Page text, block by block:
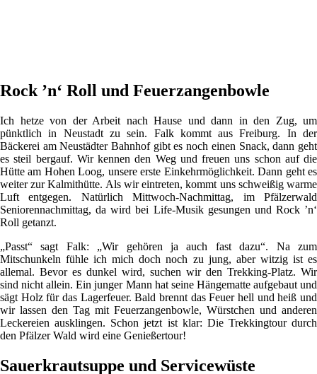
Rock ’n‘ Roll und Feuerzangenbowle
Ich hetze von der Arbeit nach Hause und dann in den Zug, um
pünktlich in Neustadt zu sein. Falk kommt aus Freiburg. In der
Bäckerei am Neustädter Bahnhof gibt es noch einen Snack, dann geht
es steil bergauf. Wir kennen den Weg und freuen uns schon auf die
Hütte am Hohen Loog, unsere erste Einkehrmöglichkeit. Dann geht es
weiter zur Kalmithütte. Als wir eintreten, kommt uns schweißig warme
Luft entgegen. Natürlich Mittwoch-Nachmittag, im Pfälzerwald
Seniorennachmittag, da wird bei Life-Musik gesungen und Rock ’n‘
Roll getanzt.
„Passt“ sagt Falk: „Wir gehören ja auch fast dazu“. Na zum
Mitschunkeln fühle ich mich doch noch zu jung, aber witzig ist es
allemal. Bevor es dunkel wird, suchen wir den Trekking-Platz. Wir
sind nicht allein. Ein junger Mann hat seine Hängematte aufgebaut und
sägt Holz für das Lagerfeuer. Bald brennt das Feuer hell und heiß und
wir lassen den Tag mit Feuerzangenbowle, Würstchen und anderen
Leckereien ausklingen. Schon jetzt ist klar: Die Trekkingtour durch
den Pfälzer Wald wird eine Genießertour!
Sauerkrautsuppe und Servicewüste